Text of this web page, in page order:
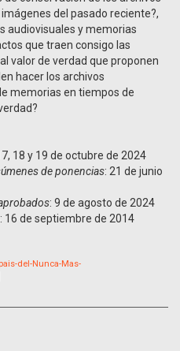
del pasado reciente?,
audiovisuales y memorias
que traen consigo las
valor de verdad que proponen
hacer los archivos
memorias en tiempos de
18 y 19 de octubre de 2024
de ponencias: 21 de junio
: 9 de agosto de 2024
: 16 de septiembre de 2014
del-Nunca-Mas-